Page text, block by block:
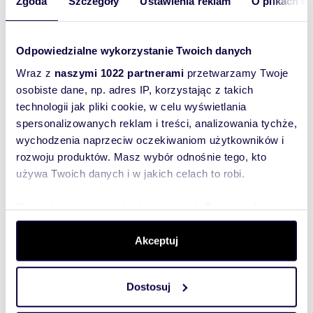
Odpowiedzialne wykorzystanie Twoich danych
Wraz z naszymi 1022 partnerami przetwarzamy Twoje
osobiste dane, np. adres IP, korzystając z takich
technologii jak pliki cookie, w celu wyświetlania
spersonalizowanych reklam i treści, analizowania tychże,
wychodzenia naprzeciw oczekiwaniom użytkowników i
rozwoju produktów. Masz wybór odnośnie tego, kto
używa Twoich danych i w jakich celach to robi.
dane są przetwarzane oraz ustaw własne preferencje w
. W Deklaracji plików cookie możesz
zmienić lub wycofać swoją zgodę w dowolnej chwili.
Wykorzystujemy pliki cookie do spersonalizowania treści
i reklam, aby oferować funkcje społecznościowe i
Akceptuj
Dostosuj
oferty
szybko się z
Tobą
skontaktował!